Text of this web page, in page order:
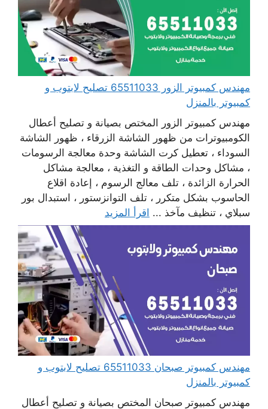
مهندس كمبيوتر الزور 65511033 تصليح لابتوب و
كمبيوتر بالمنزل
مهندس كمبيوتر الزور المختص بصيانة و تصليح أعطال
الكومبيوترات من ظهور الشاشة الزرقاء ، ظهور الشاشة
السوداء ، تعطيل كرت الشاشة وحدة معالجة الرسومات
، مشاكل وحدات الطاقة و التغذية ، معالجة مشاكل
الحرارة الزائدة ، تلف معالج الرسوم ، إعادة اقلاع
الحاسوب بشكل متكرر ، تلف التوانزستور ، استبدال بور
سبلاي ، تنظيف مآخذ ... اقرأ المزيد
مهندس كمبيوتر صبحان 65511033 تصليح لابتوب و
كمبيوتر بالمنزل
مهندس كمبيوتر صبحان المختص بصيانة و تصليح أعطال